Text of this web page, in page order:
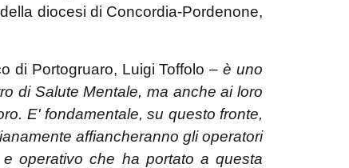
diocesi di Concordia-Pordenone,
di Portogruaro, Luigi Toffolo – è uno
di Salute Mentale, ma anche ai loro
E' fondamentale, su questo fronte,
affiancheranno gli operatori
operativo che ha portato a questa